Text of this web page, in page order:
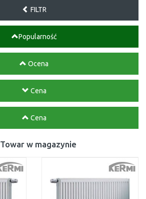
FILTR
Popularność
Ocena
Cena
Cena
Towar w magazynie